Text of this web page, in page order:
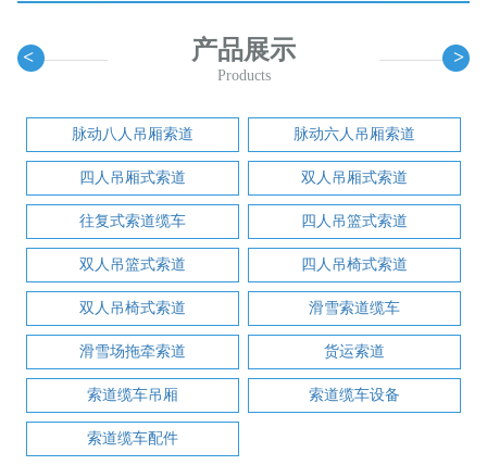
< 产品展示
Products
>
脉动八人吊厢索道 脉动六人吊厢索道
四人吊厢式索道 双人吊厢式索道
往复式索道缆车 四人吊篮式索道
双人吊篮式索道 四人吊椅式索道
双人吊椅式索道 滑雪索道缆车
滑雪场拖牵索道 货运索道
索道缆车吊厢 索道缆车设备
索道缆车配件